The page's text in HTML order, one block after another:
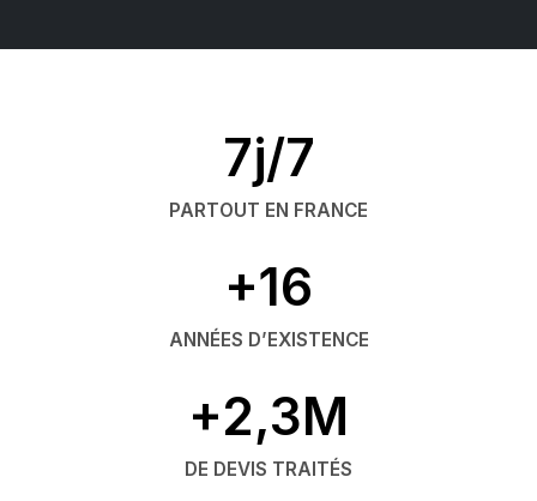
7j/7
PARTOUT EN FRANCE
+16
ANNÉES D’EXISTENCE
+2,3M
DE DEVIS TRAITÉS